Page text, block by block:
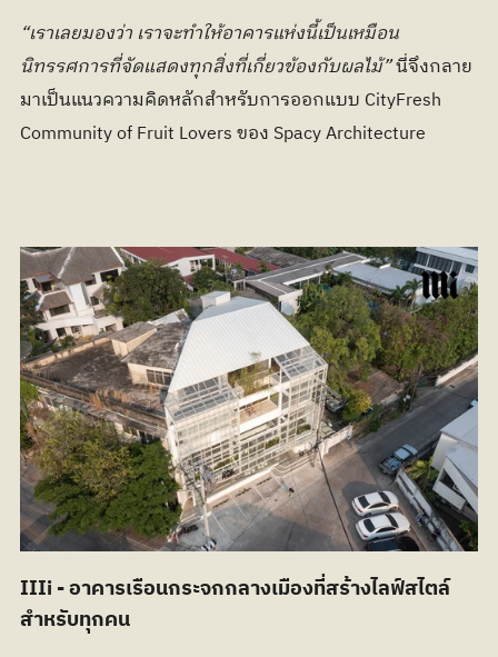
“เราเลยมองว่า เราจะทำให้อาคารแห่งนี้เป็นเหมือน
นิทรรศการที่จัดแสดงทุกสิ่งที่เกี่ยวข้องกับผลไม้” นี่จึงกลาย
มาเป็นแนวความคิดหลักสำหรับการออกแบบ CityFresh
Community of Fruit Lovers ของ Spacy Architecture
IIIi - อาคารเรือนกระจกกลางเมืองที่สร้างไลฟ์สไตล์
สำหรับทุกคน